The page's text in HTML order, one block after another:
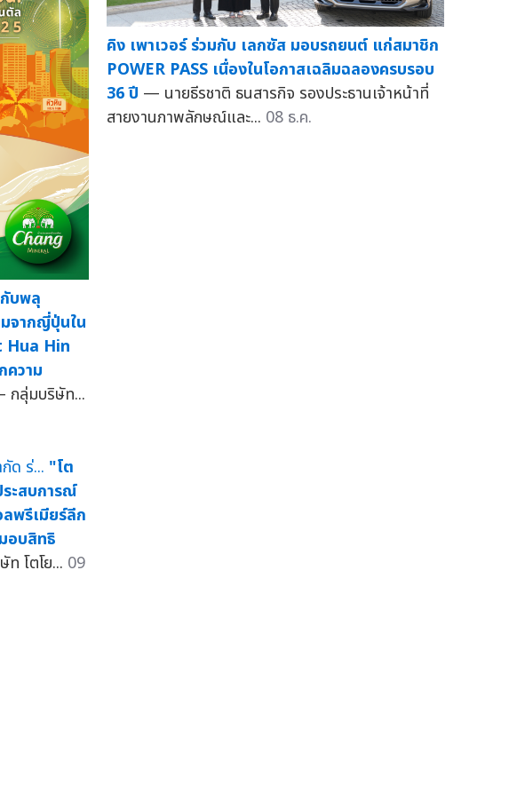
บพลุ
จากญี่ปุ่นใน
Hua Hin
วาม
กลุ่มบริษัท...
คิง เพาเวอร์ ร่วมกับ เลกซัส มอบรถยนต์ แก่สมาชิก
POWER PASS เนื่องในโอกาสเฉลิมฉลองครบรอบ
36 ปี — นายธีรชาติ ธนสารกิจ รองประธานเจ้าหน้าที่
สายงานภาพลักษณ์และ... 08 ธ.ค.
"โต
ะสบการณ์
พรีเมียร์ลีก
อบสิทธิ
โตโย... 09